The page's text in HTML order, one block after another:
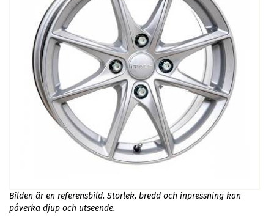
Bilden är en referensbild. Storlek, bredd och inpressning kan
påverka djup och utseende.